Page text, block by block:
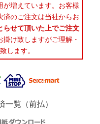
が増えています。お客様
済のご注文は当社からお
らせて頂いた上でご注文
け致しますがご理解・
します。
覧（前払）